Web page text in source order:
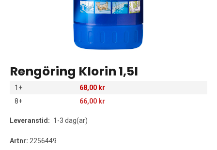
Rengöring Klorin 1,5l
1+
68,00 kr
8+
66,00 kr
Leveranstid: 1-3 dag(ar)
Artnr: 2256449